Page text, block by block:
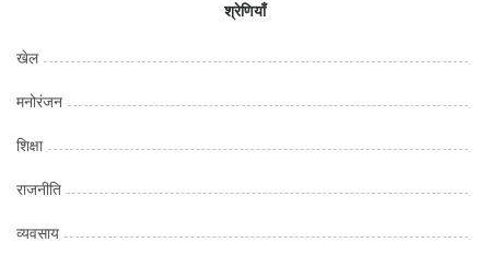
श्रेणियाँ
खेल
मनोरंजन
शिक्षा
राजनीति
व्यवसाय